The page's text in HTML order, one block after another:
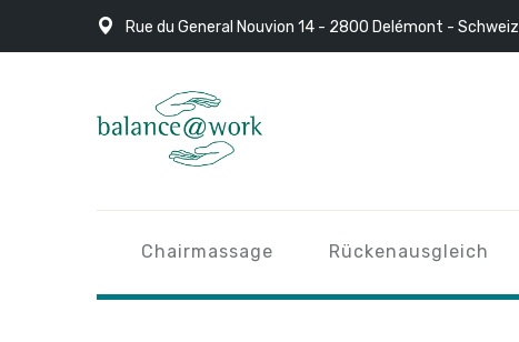
Rue du General Nouvion 14 - 2800 Delémont - Schweiz
Chairmassage Rückenausgleich